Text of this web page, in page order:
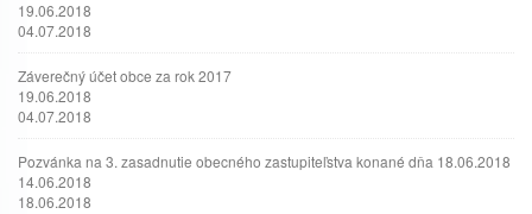
19.06.2018
04.07.2018
Záverečný účet obce za rok 2017
19.06.2018
04.07.2018
Pozvánka na 3. zasadnutie obecného zastupiteľstva konané dňa 18.06.2018
14.06.2018
18.06.2018